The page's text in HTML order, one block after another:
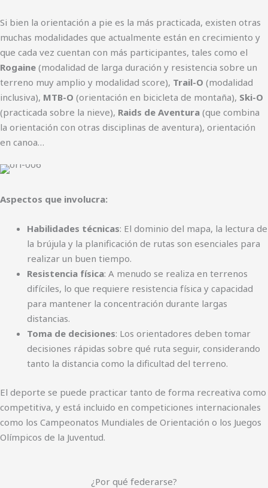
Si bien la orientación a pie es la más practicada, existen otras
muchas modalidades que actualmente están en crecimiento y
que cada vez cuentan con más participantes, tales como el
Rogaine (modalidad de larga duración y resistencia sobre un
terreno muy amplio y modalidad score), Trail-O (modalidad
inclusiva), MTB-O (orientación en bicicleta de montaña), Ski-O
(practicada sobre la nieve), Raids de Aventura (que combina
la orientación con otras disciplinas de aventura), orientación
en canoa…
Aspectos que involucra:
Habilidades técnicas: El dominio del mapa, la lectura de
la brújula y la planificación de rutas son esenciales para
realizar un buen tiempo.
Resistencia física: A menudo se realiza en terrenos
difíciles, lo que requiere resistencia física y capacidad
para mantener la concentración durante largas
distancias.
Toma de decisiones: Los orientadores deben tomar
decisiones rápidas sobre qué ruta seguir, considerando
tanto la distancia como la dificultad del terreno.
El deporte se puede practicar tanto de forma recreativa como
competitiva, y está incluido en competiciones internacionales
como los Campeonatos Mundiales de Orientación o los Juegos
Olímpicos de la Juventud.
¿Por qué federarse?